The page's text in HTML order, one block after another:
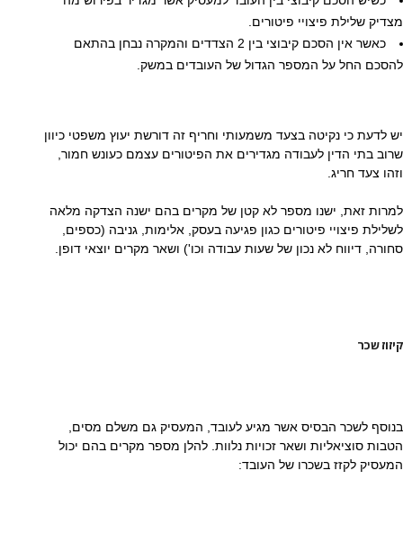
מצדיק שלילת פיצויי פיטורים.
כאשר אין הסכם קיבוצי בין 2 הצדדים והמקרה נבחן בהתאם
להסכם החל על המספר הגדול של העובדים במשק.
יש לדעת כי נקיטה בצעד משמעותי וחריף זה דורשת יעוץ משפטי כיוון
שרוב בתי הדין לעבודה מגדירים את הפיטורים עצמם כעונש חמור,
וזהו צעד חריג.
למרות זאת, ישנו מספר לא קטן של מקרים בהם ישנה הצדקה מלאה
לשלילת פיצויי פיטורים כגון פגיעה בעסק, אלימות, גניבה (כספים,
סחורה, דיווח לא נכון של שעות עבודה וכו') ושאר מקרים יוצאי דופן.
קיזוז שכר
בנוסף לשכר הבסיס אשר מגיע לעובד, המעסיק גם משלם מסים,
הטבות סוציאליות ושאר זכויות נלוות. להלן מספר מקרים בהם יכול
המעסיק לקזז בשכרו של העובד: